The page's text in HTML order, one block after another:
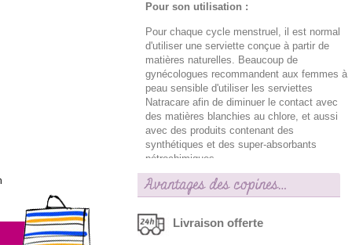
Pour son utilisation :
Pour chaque cycle menstruel, il est normal
d'utiliser une serviette conçue à partir de
matières naturelles. Beaucoup de
gynécologues recommandent aux femmes à
peau sensible d'utiliser les serviettes
Natracare afin de diminuer le contact avec
des matières blanchies au chlore, et aussi
avec des produits contenant des
synthétiques et des super-absorbants
pétrochimiques.
Avantages des copines…
Livraison offerte